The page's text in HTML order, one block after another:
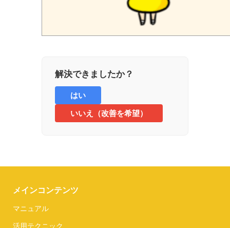
解決できましたか？
はい
いいえ（改善を希望）
メインコンテンツ
マニュアル
活用テクニック